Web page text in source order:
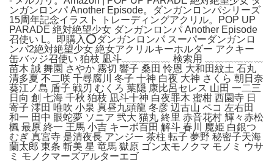
ンガンロンパ Another Episode。ダンガンロンパシリーズ
15周年記念イラスト トレーディングアクリル。POP UP
PARADE 絶対絶望少女 ダンガンロンパ Another Episode
召使い L。即購入⭕ダンガンロンパ スーパーダンガンロ
ンパ2絶対絶望少女 絶女アクリルキーホルダー アクキー
缶バッジ召使い 狛枝 凪斗﹏﹏﹏﹏﹏ 検索用 ﹏﹏﹏﹏﹏﹏
苗木 誠 舞園 さやか 霧切 響子 桑田 怜恩 大和田紋土 石丸
清多夏 不二咲 千尋腐川 冬子 十神 白夜 大神 さくら 朝日奈
葵江ノ島 盾子 戦刃 むくろ 葉隠 康比呂セレス 山田 一二三
日向 創 七海 千秋 狛枝 凪斗十神 白夜罪木 蜜柑 西園寺 日
寄子 澪田 唯吹 小泉 真昼九頭龍 冬彦 辺古山 ペコ 左右田
和一 田中 眼蛇夢 ソニア 弐大 猫丸 終里 赤音花村 輝々赤松
楓 最原 終一 王馬 小吉 キーボ百田 解斗 春川 魔姫 白銀つ
むぎ 真宮寺 是清夜長 アンジー 茶柱 転子 夢野 秘密子天海
蘭太郎 東条 斬美 星 竜馬 獄原 ゴン太モノクマ モノミ ウサ
ミ モノクマーズアルターエゴ